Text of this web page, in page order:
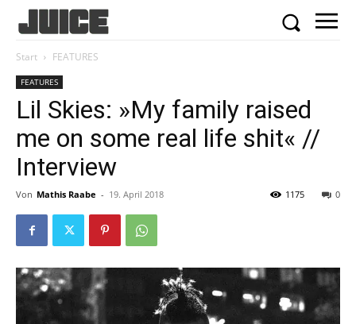
Start FEATURES
FEATURES
Lil Skies: »My family raised
me on some real life shit« //
Interview
Von Mathis Raabe - 19. April 2018 0
1175